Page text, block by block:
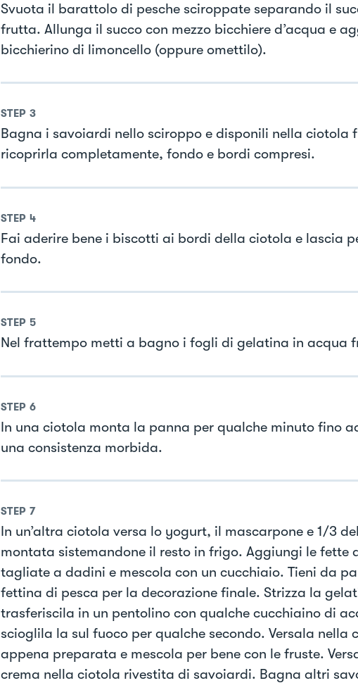
Svuota il barattolo di pesche sciroppate separando il
frutta. Allunga il succo con mezzo bicchiere d’acqua e
bicchierino di limoncello (oppure omettilo).
STEP 3
Bagna i savoiardi nello sciroppo e disponili nella ciotola
ricoprirla completamente, fondo e bordi compresi.
STEP 4
Fai aderire bene i biscotti ai bordi della ciotola e lascia
fondo.
STEP 5
Nel frattempo metti a bagno i fogli di gelatina in acqua
STEP 6
In una ciotola monta la panna per qualche minuto fino
una consistenza morbida.
STEP 7
In un’altra ciotola versa lo yogurt, il mascarpone e 1/3
montata sistemandone il resto in frigo. Aggiungi le fette
tagliate a dadini e mescola con un cucchiaio. Tieni da
fettina di pesca per la decorazione finale. Strizza la
trasferiscila in un pentolino con qualche cucchiaino di
scioglila la sul fuoco per qualche secondo. Versala nella
appena preparata e mescola per bene con le fruste.
crema nella ciotola rivestita di savoiardi. Bagna altri